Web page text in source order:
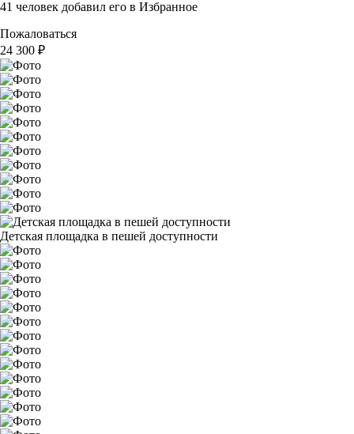
41 человек добавил его в Избранное
Пожаловаться
24 300 ₽
Детская площадка в пешей доступности